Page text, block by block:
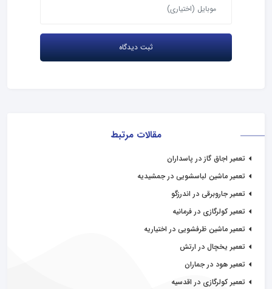
مقالات مرتبط
تعمیر اجاق گاز در پاسداران
تعمیر ماشین لباسشویی در جمشیدیه
تعمیر جاروبرقی در اندرزگو
تعمیر کولرگازی در فرمانیه
تعمیر ماشین ظرفشویی در اختیاریه
تعمیر یخچال در ارتش
تعمیر هود در جماران
تعمیر کولرگازی در اقدسیه